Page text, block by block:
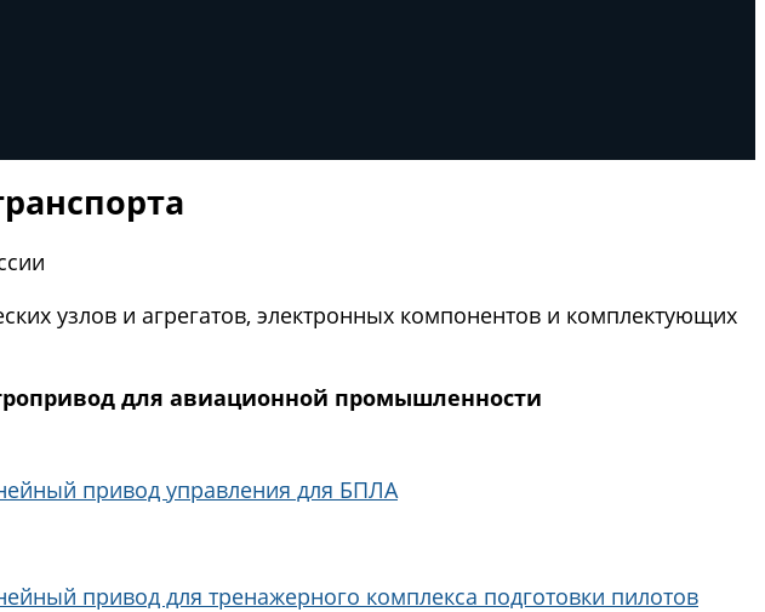
узлов и агрегатов, электронных компонентов и комплектующих
для авиационной промышленности
привод управления для БПЛА
привод для тренажерного комплекса подготовки пилотов